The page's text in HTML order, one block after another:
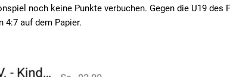
noch keine Punkte verbuchen. Gegen die U19 des
4:7 auf dem Papier.